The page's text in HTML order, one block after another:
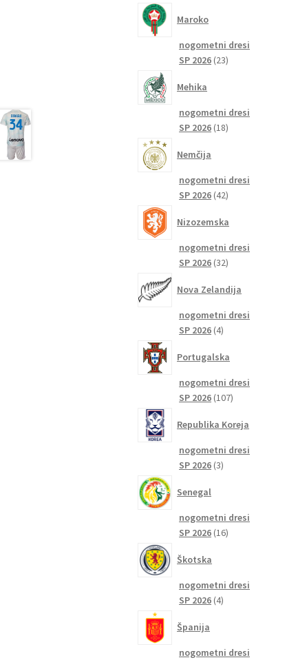
Maroko
nogometni dresi
SP 2026 2323
Mehika
nogometni dresi
SP 2026 1818
Nemčija
nogometni dresi
SP 2026 4242
Nizozemska
nogometni dresi
SP 2026 3232
Nova Zelandija
nogometni dresi
SP 2026 44
Portugalska
nogometni dresi
SP 2026 107107
Republika Koreja
nogometni dresi
SP 2026 33
Senegal
nogometni dresi
SP 2026 1616
Škotska
nogometni dresi
SP 2026 44
Španija
nogometni dresi